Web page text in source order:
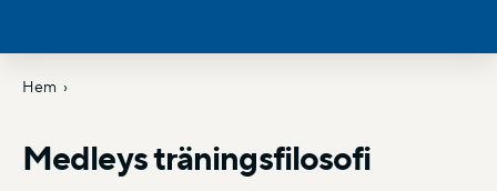
Hem
Medleys träningsfilosofi